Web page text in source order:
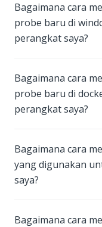
Bagaimana cara
probe baru di
perangkat saya?
Bagaimana cara
probe baru di
perangkat saya?
Bagaimana cara
yang digunakan
saya?
Bagaimana cara